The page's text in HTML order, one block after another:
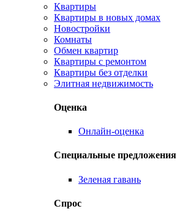
Квартиры
Квартиры в новых домах
Новостройки
Комнаты
Обмен квартир
Квартиры с ремонтом
Квартиры без отделки
Элитная недвижимость
Оценка
Онлайн-оценка
Специальные предложения
Зеленая гавань
Спрос